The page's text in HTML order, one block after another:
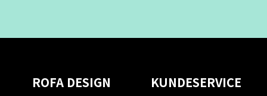
ROFA DESIGN KUNDESERVICE